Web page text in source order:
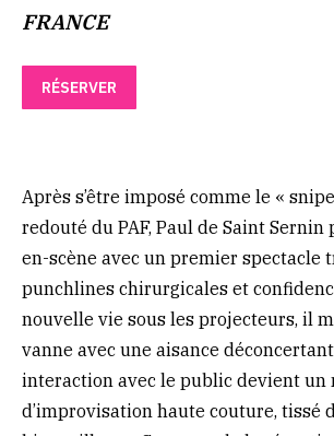
FRANCE
RÉSERVER
Après s’être imposé comme le «
redouté du PAF, Paul de Saint Sernin
en-scène avec un premier spectacle
punchlines chirurgicales et
nouvelle vie sous les projecteurs, il
vanne avec une aisance
interaction avec le public devient un
d’improvisation haute couture, tissé